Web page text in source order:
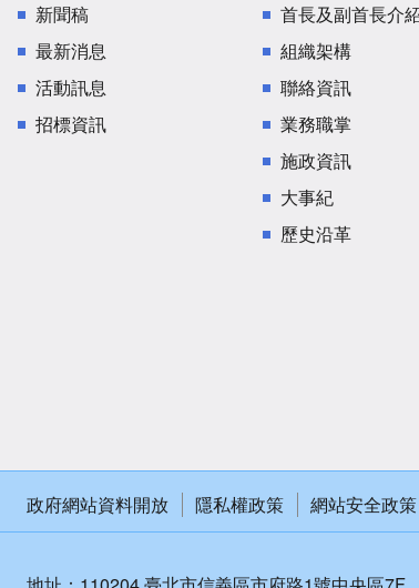
新聞稿
最新消息
活動訊息
招標資訊
首長及副首長介
組織架構
聯絡資訊
業務職掌
施政資訊
大事紀
歷史沿革
政府網站資料開放 隱私權政策 網站安全政策